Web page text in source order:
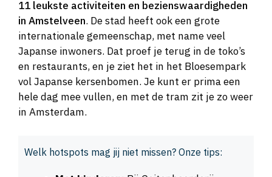
11 leukste activiteiten en bezienswaardigheden
in Amstelveen. De stad heeft ook een grote
internationale gemeenschap, met name veel
Japanse inwoners. Dat proef je terug in de toko’s
en restaurants, en je ziet het in het Bloesempark
vol Japanse kersenbomen. Je kunt er prima een
hele dag mee vullen, en met de tram zit je zo weer
in Amsterdam.
Welk hotspots mag jij niet missen? Onze tips: